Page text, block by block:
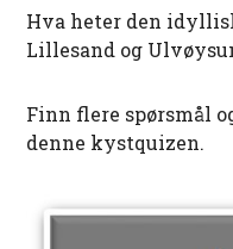
Hva heter den
Lillesand og
Finn flere spørsmål
denne kystquizen.